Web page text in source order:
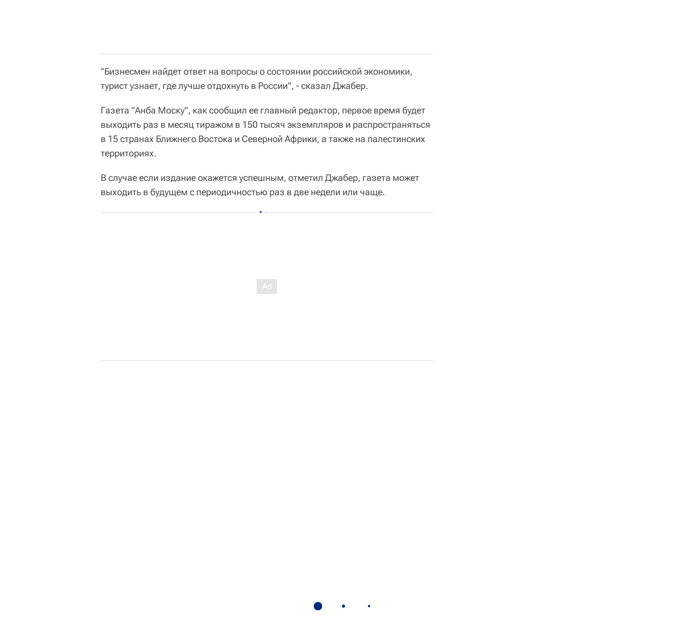
"Бизнесмен найдет ответ на вопросы о состоянии российской экономики,
турист узнает, где лучше отдохнуть в России", - сказал Джабер.
Газета "Анба Моску", как сообщил ее главный редактор, первое время будет
выходить раз в месяц тиражом в 150 тысяч экземпляров и распространяться
в 15 странах Ближнего Востока и Северной Африки, а также на палестинских
территориях.
В случае если издание окажется успешным, отметил Джабер, газета может
выходить в будущем с периодичностью раз в две недели или чаще.